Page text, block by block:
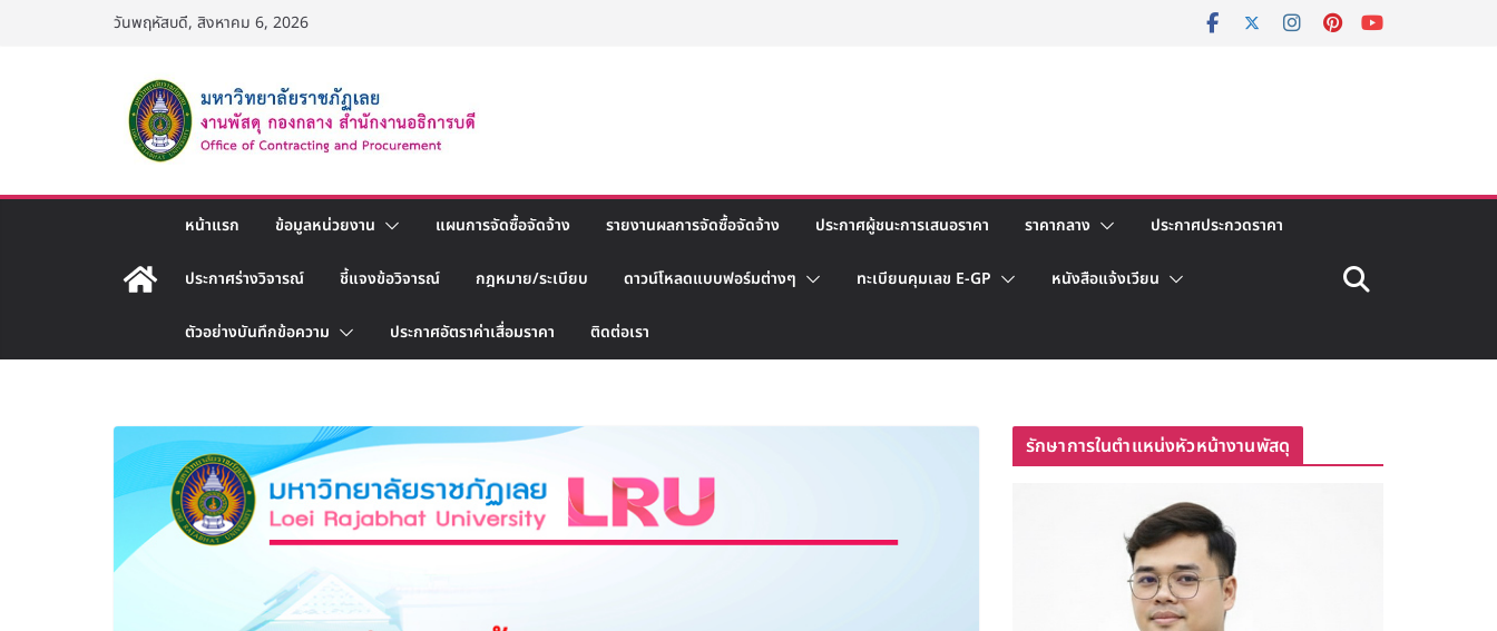
วันพฤหัสบดี, สิงหาคม 6, 2026
หน้าแรก ข้อมูลหน่วยงาน แผนการจัดซื้อจัดจ้าง รายงานผลการจัดซื้อจัดจ้าง ประกาศผู้ชนะการเสนอราคา ราคากลาง ประกาศประกวดราคา
ประกาศร่างวิจารณ์ ชี้แจงข้อวิจารณ์ กฎหมาย/ระเบียบ ดาวน์โหลดแบบฟอร์มต่างๆ ทะเบียนคุมเลข E-GP หนังสือแจ้งเวียน
ตัวอย่างบันทึกข้อความ ประกาศอัตราค่าเสื่อมราคา ติดต่อเรา
รักษาการในตำแหน่งหัวหน้างานพัสดุ